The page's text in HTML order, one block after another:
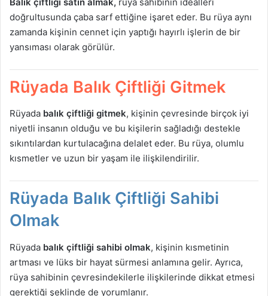
doğrultusunda çaba sarf ettiğine işaret eder. Bu rüya aynı
zamanda kişinin cennet için yaptığı hayırlı işlerin de bir
yansıması olarak görülür.
Rüyada Balık Çiftliği Gitmek
Rüyada balık çiftliği gitmek, kişinin çevresinde birçok iyi
niyetli insanın olduğu ve bu kişilerin sağladığı destekle
sıkıntılardan kurtulacağına delalet eder. Bu rüya, olumlu
kısmetler ve uzun bir yaşam ile ilişkilendirilir.
Rüyada Balık Çiftliği Sahibi
Olmak
Rüyada balık çiftliği sahibi olmak, kişinin kısmetinin
artması ve lüks bir hayat sürmesi anlamına gelir. Ayrıca,
rüya sahibinin çevresindekilerle ilişkilerinde dikkat etmesi
gerektiği şeklinde de yorumlanır.